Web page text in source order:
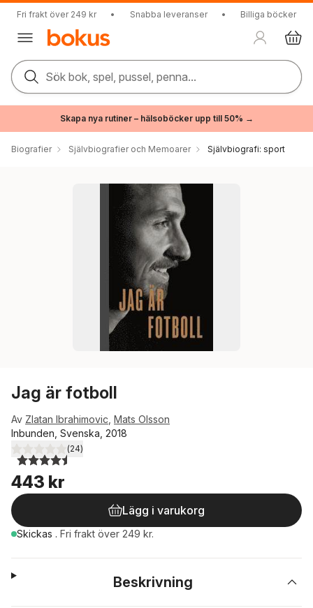
Fri frakt över 249 kr • Snabba leveranser • Billiga böcker
Sök bok, spel, pussel, penna...
Skapa nya rutiner – hälsoböcker upp till 50% →
Biografier Självbiografier och Memoarer Självbiografi: sport
Jag är fotboll
Av Zlatan Ibrahimovic Mats Olsson
Inbunden, Svenska, 2018
4,5utav 5 stjärnor. Totalt antal röster:
(24)
443 kr
Lägg i varukorg
Skickas . Fri frakt över 249 kr.
Beskrivning